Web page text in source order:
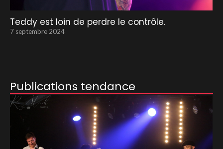
Teddy est loin de perdre le contrôle.
7 septembre 2024
Publications tendance